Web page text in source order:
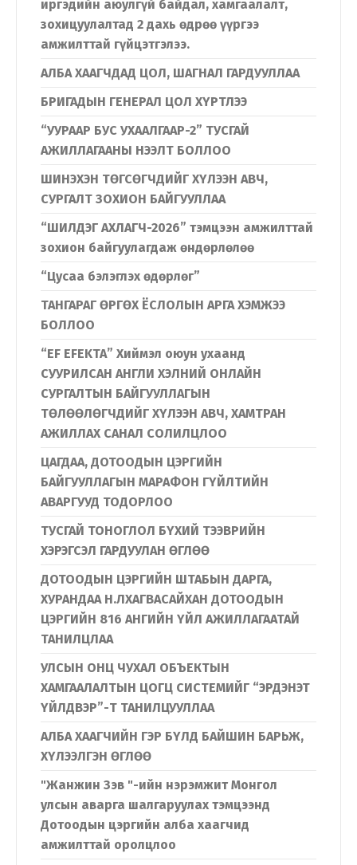
иргэдийн аюулгүй байдал, хамгаалалт,
зохицуулалтад 2 дахь өдрөө үүргээ
амжилттай гүйцэтгэлээ.
АЛБА ХААГЧДАД ЦОЛ, ШАГНАЛ ГАРДУУЛЛАА
БРИГАДЫН ГЕНЕРАЛ ЦОЛ ХҮРТЛЭЭ
“УУРААР БУС УХААЛГААР-2” ТУСГАЙ
АЖИЛЛАГААНЫ НЭЭЛТ БОЛЛОО
ШИНЭХЭН ТӨГСӨГЧДИЙГ ХҮЛЭЭН АВЧ,
СУРГАЛТ ЗОХИОН БАЙГУУЛЛАА
“ШИЛДЭГ АХЛАГЧ-2026” тэмцээн амжилттай
зохион байгуулагдаж өндөрлөлөө
“Цусаа бэлэглэх өдөрлөг”
ТАНГАРАГ ӨРГӨХ ЁСЛОЛЫН АРГА ХЭМЖЭЭ
БОЛЛОО
“EF EFEKTA” Хиймэл оюун ухаанд
СУУРИЛСАН АНГЛИ ХЭЛНИЙ ОНЛАЙН
СУРГАЛТЫН БАЙГУУЛЛАГЫН
ТӨЛӨӨЛӨГЧДИЙГ ХҮЛЭЭН АВЧ, ХАМТРАН
АЖИЛЛАХ САНАЛ СОЛИЛЦЛОО
ЦАГДАА, ДОТООДЫН ЦЭРГИЙН
БАЙГУУЛЛАГЫН МАРАФОН ГҮЙЛТИЙН
АВАРГУУД ТОДОРЛОО
ТУСГАЙ ТОНОГЛОЛ БҮХИЙ ТЭЭВРИЙН
ХЭРЭГСЭЛ ГАРДУУЛАН ӨГЛӨӨ
ДОТООДЫН ЦЭРГИЙН ШТАБЫН ДАРГА,
ХУРАНДАА Н.ЛХАГВАСАЙХАН ДОТООДЫН
ЦЭРГИЙН 816 АНГИЙН ҮЙЛ АЖИЛЛАГААТАЙ
ТАНИЛЦЛАА
УЛСЫН ОНЦ ЧУХАЛ ОБЪЕКТЫН
ХАМГААЛАЛТЫН ЦОГЦ СИСТЕМИЙГ “ЭРДЭНЭТ
ҮЙЛДВЭР”-Т ТАНИЛЦУУЛЛАА
АЛБА ХААГЧИЙН ГЭР БҮЛД БАЙШИН БАРЬЖ,
ХҮЛЭЭЛГЭН ӨГЛӨӨ
"Жанжин Зэв "-ийн нэрэмжит Монгол
улсын аварга шалгаруулах тэмцээнд
Дотоодын цэргийн алба хаагчид
амжилттай оролцлоо
Монгол English